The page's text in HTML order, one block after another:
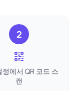
2
정에서 QR 코드 스
캔